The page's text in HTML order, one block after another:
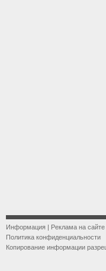
Информация | Реклама на сайте
Политика конфиденциальности
Копирование информации